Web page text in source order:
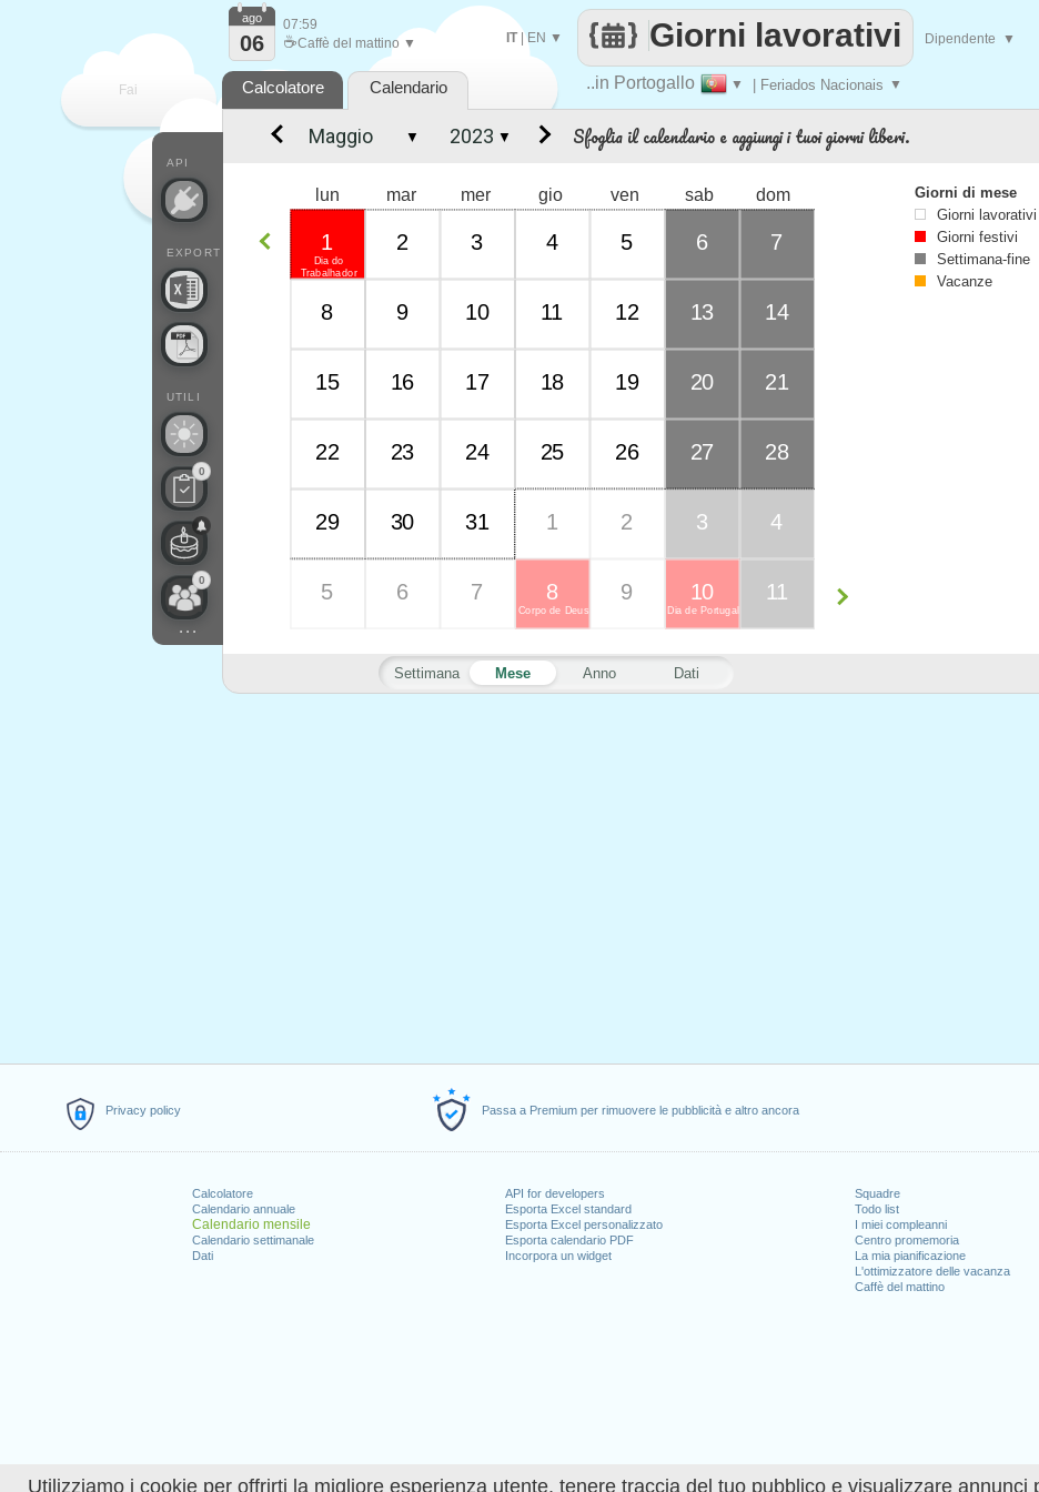
Utilizziamo i cookie per offrirti la migliore esperienza utente, tenere traccia del tuo pubblico e visualizzare annunci
Privacy policy Passa a Premium per rimuovere le pubblicità e altro ancora
Calcolatore
Calendario annuale
Calendario mensile
Calendario settimanale
Dati
API for developers
Esporta Excel standard
Esporta Excel personalizzato
Esporta calendario PDF
Incorpora un widget
Squadre
Todo list
I miei compleanni
Centro promemoria
La mia pianificazione
L'ottimizzatore delle vacanza
Caffè del mattino
Fai ..in Portogallo ▼ | Feriados Nacionais ▼
Giorni lavorativi
IT|EN ▼ Dipendente ▼
API
EXPORT
UTILI
0
0
...
ago
06
07:59
☕Caffè del mattino ▼
Calcolatore Calendario
Sfoglia il calendario e aggiungi i tuoi giorni liberi.
Settimana Mese Anno Dati
lun mar mer gio ven sab dom
Dia do
Trabalhador
1 2 3 4 5 6 7
8 9 10 11 12 13 14
15 16 17 18 19 20 21
22 23 24 25 26 27 28
29 30 31 1 2 3 4
5 6 7
Corpo de Deus
8 9
Dia de Portugal
10 11
▼ ▼
Giorni di mese
Giorni lavorativi
Giorni festivi
Settimana-fine
Vacanze